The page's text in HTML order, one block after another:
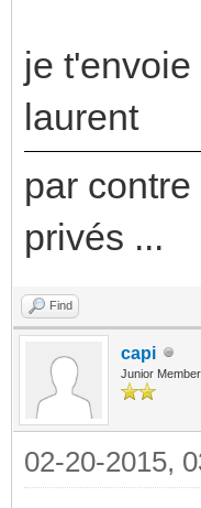
je t'envoie
laurent
par
privés ...
Find
capi
Junior Member
02-20-2015,